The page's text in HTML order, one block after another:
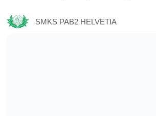
SMKS PAB2 HELVETIA